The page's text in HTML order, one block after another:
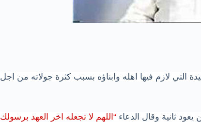
التي لازم فيها اهله وابناؤه بسبب كثرة جولاته من اجل
ثانية وقال الدعاء “اللهم لا تجعله اخر العهد برسولك